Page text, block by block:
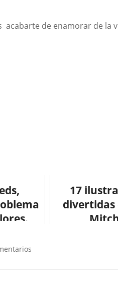
de enamorar de la
17
divertidas